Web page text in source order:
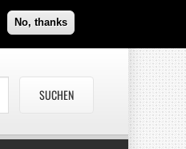
No, thanks